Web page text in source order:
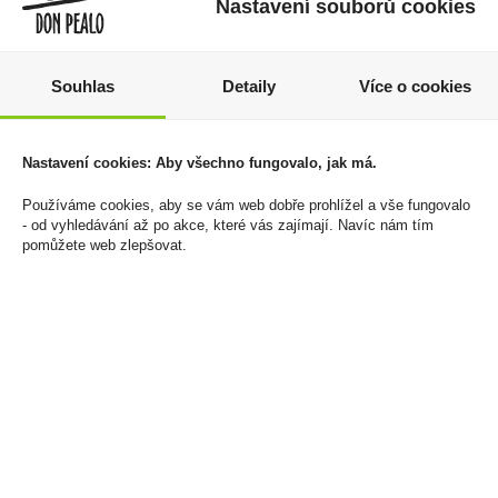
Knoty do Zapalovačů
Zippo Wick
50 Kč
Cena za:1 ks
Tabáková náplň Delia
Classic Silver U
1 300 Kč
Nastavení souborů cookies
Souhlas Detaily Více o cookies
Nastavení cookies: Aby všechno fungovalo, jak má.
Používáme cookies, aby se vám web dobře prohlížel a vše fungovalo
- od vyhledávání až po akce, které vás zajímají. Navíc nám tím
pomůžete web zlepšovat.